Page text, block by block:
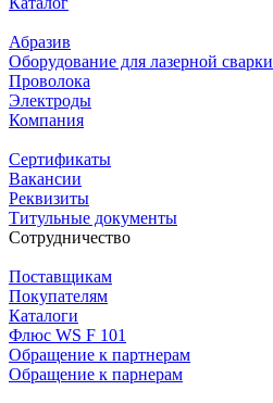
Абразив
Оборудование для лазерной сварки
Проволока
Электроды
Компания
Сертификаты
Вакансии
Реквизиты
Титульные документы
Сотрудничество
Поставщикам
Покупателям
Каталоги
Флюс WS F 101
Обращение к партнерам
Обращение к парнерам